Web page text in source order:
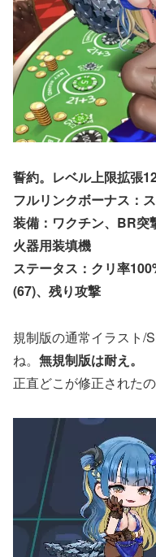
誓約。レベル上限拡張
フルリンクボーナス：
装備：ワクチン、BR突
火器用装填機
ステータス：クリ率
(67)、残り攻撃
規制版の通常イラスト/
ね。 無規制版は耐え。
正直どこが修正された